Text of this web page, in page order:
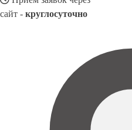
сайт - круглосуточно